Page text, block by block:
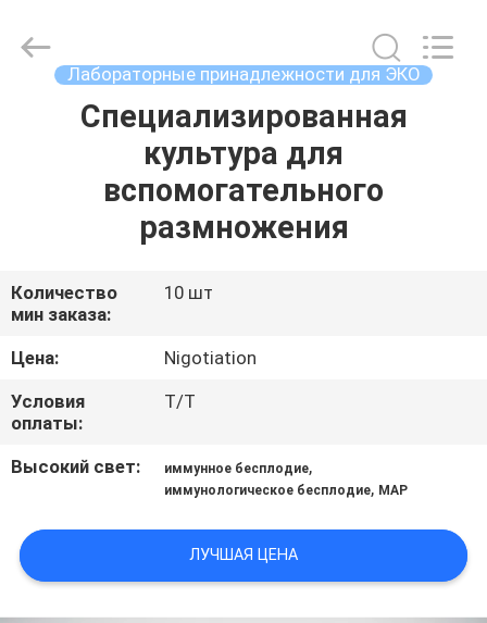
ПРОДУКТЫ
О
НАС
ПУТЕШЕСТВИЕ
ФАБРИКИ
ПРОВЕРКА
КАЧЕСТВА
Science
Technology
Лабораторные принадлежности для ЭКО
Специализированная
культура для
вспомогательного
размножения
Количество
мин заказа:
10 шт
Цена:
Nigotiation
Условия
оплаты:
Т/Т
Высокий свет: иммунное бесплодие,
иммунологическое бесплодие, МАР
ЛУЧШАЯ ЦЕНА